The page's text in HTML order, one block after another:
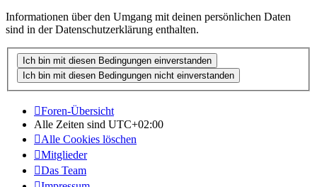
Informationen über den Umgang mit deinen persönlichen Daten
sind in der Datenschutzerklärung enthalten.
Foren-Übersicht
Alle Zeiten sind UTC+02:00
Alle Cookies löschen
Mitglieder
Das Team